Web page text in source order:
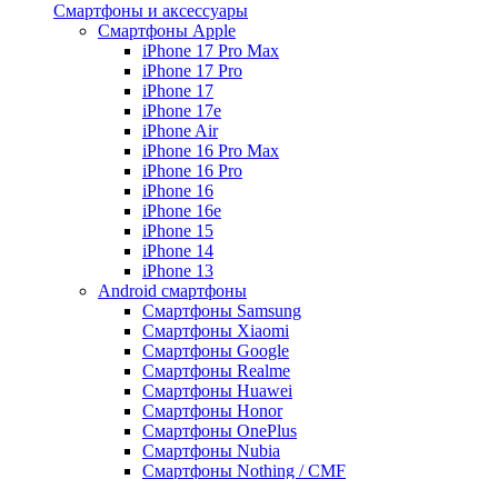
Смартфоны и аксессуары
Смартфоны Apple
iPhone 17 Pro Max
iPhone 17 Pro
iPhone 17
iPhone 17e
iPhone Air
iPhone 16 Pro Max
iPhone 16 Pro
iPhone 16
iPhone 16e
iPhone 15
iPhone 14
iPhone 13
Android cмартфоны
Смартфоны Samsung
Смартфоны Xiaomi
Смартфоны Google
Смартфоны Realme
Смартфоны Huawei
Смартфоны Honor
Смартфоны OnePlus
Смартфоны Nubia
Смартфоны Nothing / CMF